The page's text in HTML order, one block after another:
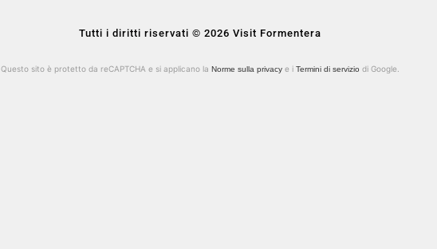
Tutti i diritti riservati © 2026 Visit Formentera
Questo sito è protetto da reCAPTCHA e si applicano la Norme sulla privacy e i Termini di servizio di Google.